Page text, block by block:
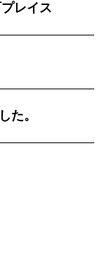
レイス
た。